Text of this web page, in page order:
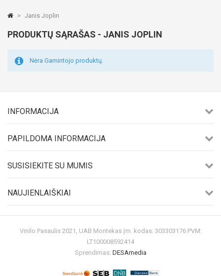
> Janis Joplin
PRODUKTŲ SĄRAŠAS - JANIS JOPLIN
Nėra Gamintojo produktų.
INFORMACIJA
PAPILDOMA INFORMACIJA
SUSISIEKITE SU MUMIS
NAUJIENLAIŠKIAI
Vinilo Pasaulis 2021, UAB Montekas Įm. kodas: 303303176 PVM:
LT100008592414
Sprendimas: DESAmedia